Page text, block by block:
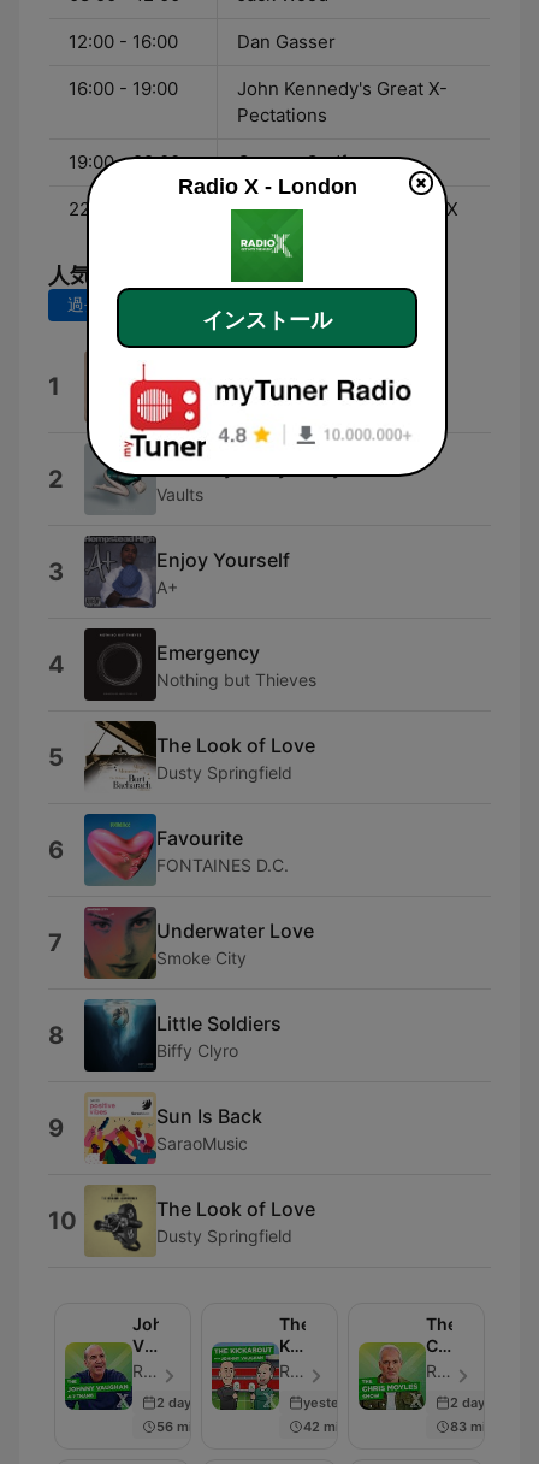
12:00 - 16:00 Dan Gasser
16:00 - 19:00
John Kennedy's Great X-
Pectations
19:00 - 22:00 George Godfrey
22:00 - 00:00 Florence Lives on Radio X
人気の曲
過去7日間
1 We Belong Together
Elijah the Boy
2 Vaults
3 Enjoy Yourself
A+
4 Emergency
Nothing but Thieves
5 The Look of Love
Dusty Springfield
6 Favourite
FONTAINES D.C.
7 Underwater Love
Smoke City
8 Little Soldiers
Biffy Clyro
9 Sun Is Back
SaraoMusic
10 The Look of Love
Dusty Springfield
Johnny
Vaughan
On
Radio
X
Podcast
Radio X - エピソード 553
2 days ago
56 min
The
Kickabout
With
Johnny
Vaughan
Radio X - エピソード 534
yesterday
42 min
The
Chris
Moyles
Show
on
Radio
Radio X - エピソード 568
2 days ago
83 min
Radio X - London
インストール